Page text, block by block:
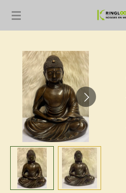
Ga
hoofdinhoud